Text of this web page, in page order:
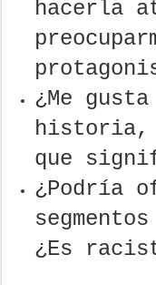
hacerla
¿Me
historia,
que
¿Podría
¿Es